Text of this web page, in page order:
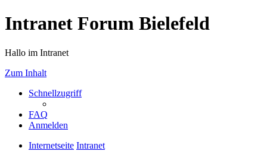
Intranet Forum Bielefeld
Hallo im Intranet
Zum Inhalt
Schnellzugriff
FAQ
Anmelden
Internetseite Intranet